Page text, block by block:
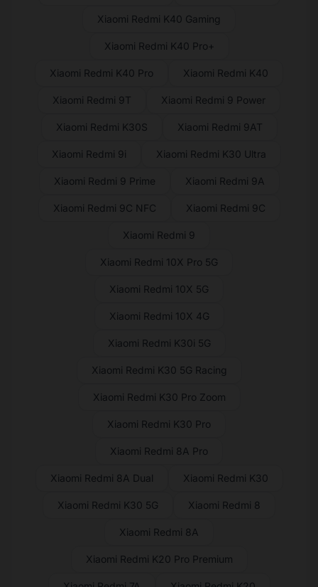
Xiaomi Redmi K40 Gaming
Xiaomi Redmi K40 Pro+
Xiaomi Redmi K40 Pro Xiaomi Redmi K40
Xiaomi Redmi 9T Xiaomi Redmi 9 Power
Xiaomi Redmi K30S Xiaomi Redmi 9AT
Xiaomi Redmi 9i Xiaomi Redmi K30 Ultra
Xiaomi Redmi 9 Prime Xiaomi Redmi 9A
Xiaomi Redmi 9C NFC Xiaomi Redmi 9C
Xiaomi Redmi 9
Xiaomi Redmi 10X Pro 5G
Xiaomi Redmi 10X 5G
Xiaomi Redmi 10X 4G
Xiaomi Redmi K30i 5G
Xiaomi Redmi K30 5G Racing
Xiaomi Redmi K30 Pro Zoom
Xiaomi Redmi K30 Pro
Xiaomi Redmi 8A Pro
Xiaomi Redmi 8A Dual Xiaomi Redmi K30
Xiaomi Redmi K30 5G Xiaomi Redmi 8
Xiaomi Redmi 8A
Xiaomi Redmi K20 Pro Premium